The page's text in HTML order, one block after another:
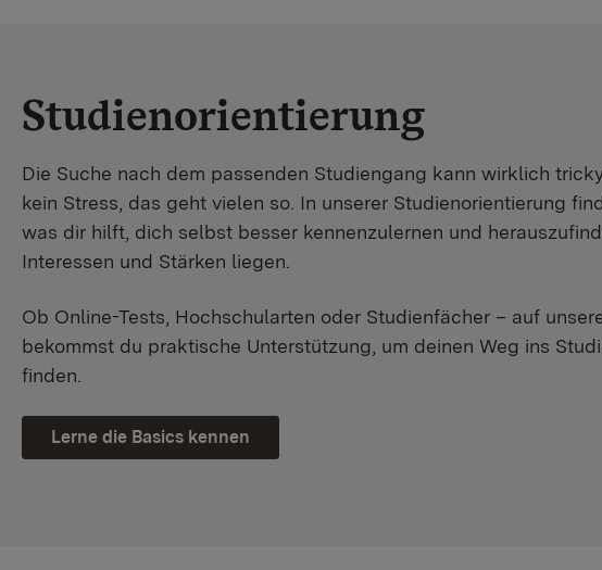
Studienorientierung
Die Suche nach dem passenden Studiengang kann wirklich
kein Stress, das geht vielen so. In unserer Studienorientierung
was dir hilft, dich selbst besser kennenzulernen und
Interessen und Stärken liegen.
Ob Online-Tests, Hochschularten oder Studienfächer – auf
bekommst du praktische Unterstützung, um deinen Weg ins
finden.
Lerne die Basics kennen